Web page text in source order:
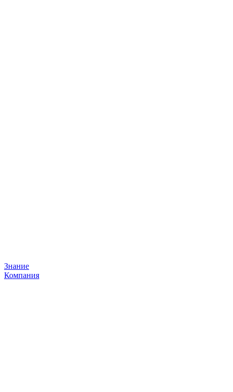
Знание
Компания